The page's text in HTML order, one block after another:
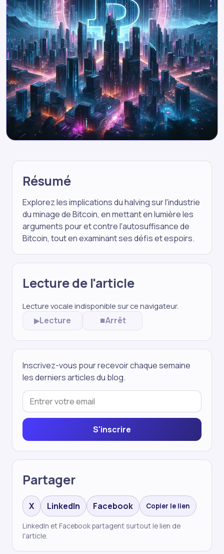
Résumé
Explorez les implications du halving sur l'industrie
du minage de Bitcoin, en mettant en lumière les
arguments pour et contre l'autosuffisance de
Bitcoin, tout en examinant ses défis et espoirs.
Lecture de l'article
Lecture vocale indisponible sur ce navigateur.
▶Lecture ⏹Arrêt
Inscrivez-vous pour recevoir chaque semaine
les derniers articles du blog.
S'inscrire
Partager
X LinkedIn Facebook Copier le lien
LinkedIn et Facebook partagent surtout le lien de
l'article.